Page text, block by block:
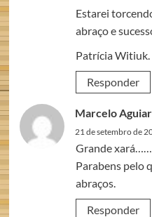
Estarei
abraço e
Patrícia Witiuk.
Responder
Marcelo Aguiar
21 de setembro de
Grande
Parabens pelo
abraços.
Responder